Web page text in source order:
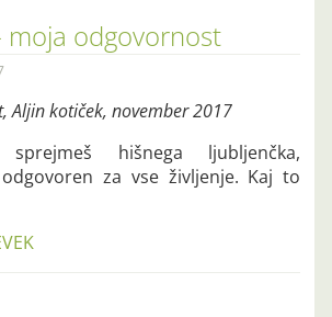
moja odgovornost
Aljin kotiček, november 2017
hišnega ljubljenčka,
za vse življenje. Kaj to